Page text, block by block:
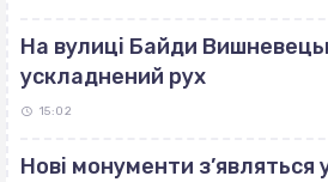
На вулиці Байди
ускладнений рух
15:02
Нові монументи з’являться